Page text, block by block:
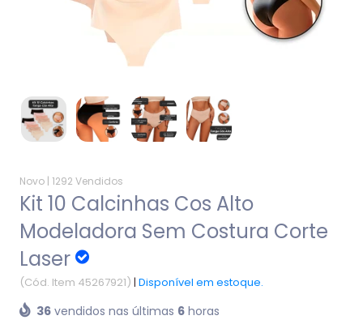
Novo | 1292 Vendidos
Kit 10 Calcinhas Cos Alto
Modeladora Sem Costura Corte
Laser
(Cód. Item 45267921) | Disponível em estoque.
36 vendidos nas últimas 6 horas